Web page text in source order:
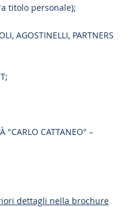
titolo personale);
AGOSTINELLI, PARTNERS
"CARLO CATTANEO" –
dettagli nella brochure